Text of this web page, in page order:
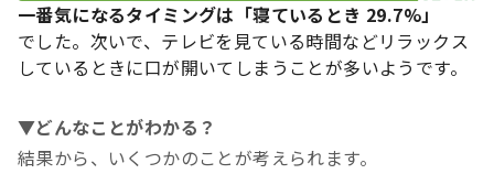
一番気になるタイミングは「寝ているとき 29.7%」
でした。次いで、テレビを見ている時間などリラックス
しているときに口が開いてしまうことが多いようです。
▼どんなことがわかる？
結果から、いくつかのことが考えられます。